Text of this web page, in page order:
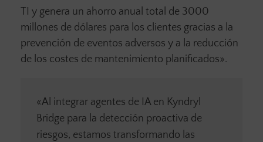
TI y genera un ahorro anual total de 3000
millones de dólares para los clientes gracias a la
prevención de eventos adversos y a la reducción
de los costes de mantenimiento planificados».
«Al integrar agentes de IA en Kyndryl
Bridge para la detección proactiva de
riesgos, estamos transformando las